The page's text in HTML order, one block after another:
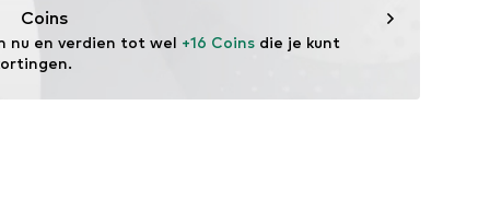
Coins
nu en verdien tot wel +16 Coins die je kunt